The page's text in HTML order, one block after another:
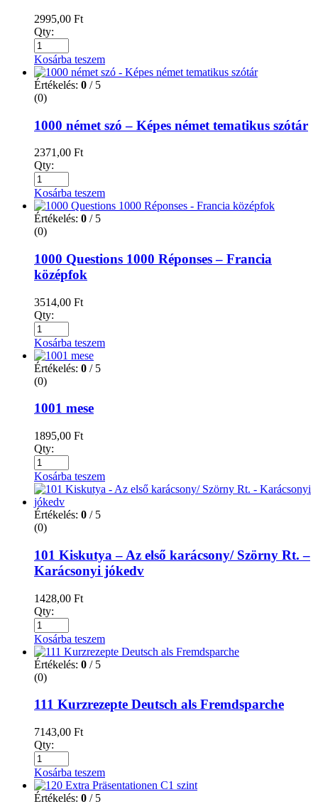
2995,00 Ft
Qty:
Kosárba teszem
Értékelés: 0 / 5
(0)
1000 német szó – Képes német tematikus szótár
2371,00 Ft
Qty:
Kosárba teszem
Értékelés: 0 / 5
(0)
1000 Questions 1000 Réponses – Francia
középfok
3514,00 Ft
Qty:
Kosárba teszem
Értékelés: 0 / 5
(0)
1001 mese
1895,00 Ft
Qty:
Kosárba teszem
Értékelés: 0 / 5
(0)
101 Kiskutya – Az első karácsony/ Szörny Rt. –
Karácsonyi jókedv
1428,00 Ft
Qty:
Kosárba teszem
Értékelés: 0 / 5
(0)
111 Kurzrezepte Deutsch als Fremdsparche
7143,00 Ft
Qty:
Kosárba teszem
Értékelés: 0 / 5